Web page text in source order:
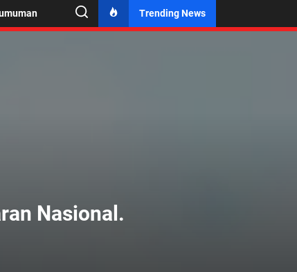
Trending News
Nasional.